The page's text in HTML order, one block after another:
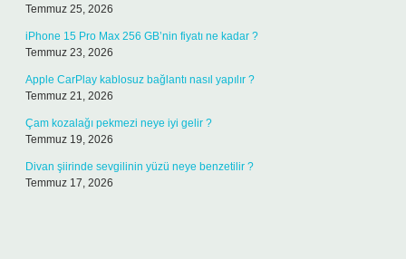
Temmuz 25, 2026
iPhone 15 Pro Max 256 GB’nin fiyatı ne kadar ?
Temmuz 23, 2026
Apple CarPlay kablosuz bağlantı nasıl yapılır ?
Temmuz 21, 2026
Çam kozalağı pekmezi neye iyi gelir ?
Temmuz 19, 2026
Divan şiirinde sevgilinin yüzü neye benzetilir ?
Temmuz 17, 2026